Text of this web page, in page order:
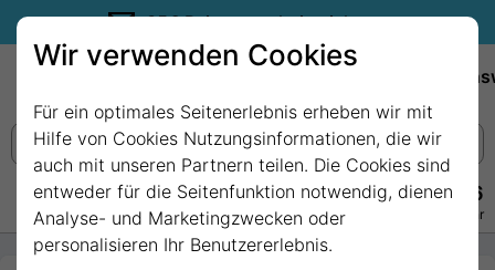
35€ Reisegutschein sichern.
+49 228 3875 7256
Persönlich · Kostenlos · Täglich 08–22 Uhr
Wir verwenden Cookies
Für ein optimales Seitenerlebnis erheben wir mit
Hilfe von Cookies Nutzungsinformationen, die wir
auch mit unseren Partnern teilen. Die Cookies sind
entweder für die Seitenfunktion notwendig, dienen
Analyse- und Marketingzwecken oder
personalisieren Ihr Benutzererlebnis.